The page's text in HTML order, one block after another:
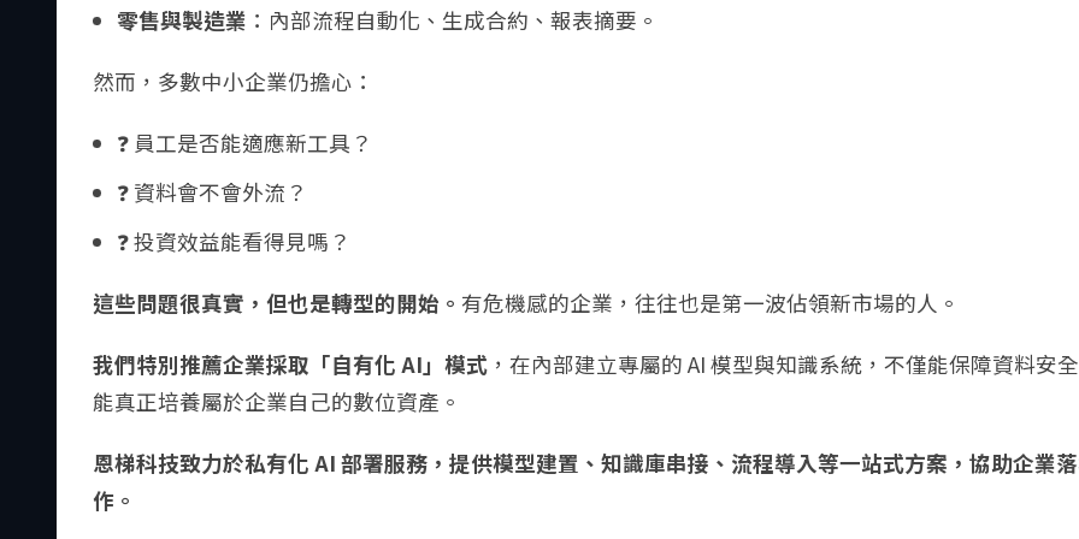
零售與製造業 ：內部流程自動化、生成合約、報表摘要。
然而，多數中小企業仍擔心：
❓ 員工是否能適應新工具？
❓ 資料會不會外流？
❓ 投資效益能看得見嗎？
這些問題很真實，但也是轉型的開始。 有危機感的企業，往往也是第一波佔領新市場的人。
我們特別推薦企業採取「自有化 AI」模式 ，在內部建立專屬的 AI 模型與知識系統，不僅能保障資料安
能真正培養屬於企業自己的數位資產。
恩梯科技致力於私有化 AI 部署服務，提供模型建置、知識庫串接、流程導入等一站式方案，協助企業
作。